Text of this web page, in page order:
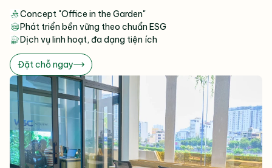
Concept "Office in the Garden"
Phát triển bền vững theo chuẩn ESG
Dịch vụ linh hoạt, đa dạng tiện ích
Đặt chỗ ngay